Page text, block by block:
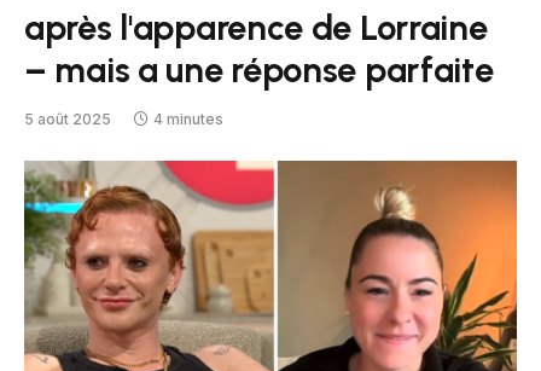
après l'apparence de Lorraine
– mais a une réponse parfaite
5 août 2025 4 minutes